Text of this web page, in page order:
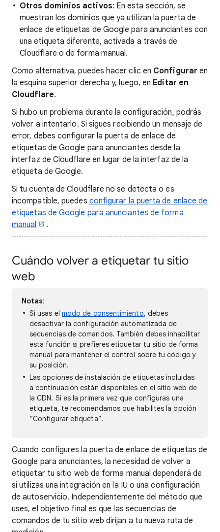
Otros dominios activos: En esta sección, se
muestran los dominios que ya utilizan la puerta de
enlace de etiquetas de Google para anunciantes con
una etiqueta diferente, activada a través de
Cloudflare o de forma manual.
Como alternativa, puedes hacer clic en Configurar en
la esquina superior derecha y, luego, en Editar en
Cloudflare.
Si hubo un problema durante la configuración, podrás
volver a intentarlo. Si sigues recibiendo un mensaje de
error, debes configurar la puerta de enlace de
etiquetas de Google para anunciantes desde la
interfaz de Cloudflare en lugar de la interfaz de la
etiqueta de Google.
Si tu cuenta de Cloudflare no se detecta o es
incompatible, puedes configurar la puerta de enlace de
etiquetas de Google para anunciantes de forma
manual
.
Cuándo volver a etiquetar tu sitio
web
Notas:
Si usas el modo de consentimiento, debes
desactivar la configuración automatizada de
secuencias de comandos. También debes inhabilitar
esta función si prefieres etiquetar tu sitio de forma
manual para mantener el control sobre tu código y
su posición.
Las opciones de instalación de etiquetas incluidas
a continuación están disponibles en el sitio web de
la CDN. Si es la primera vez que configuras una
etiqueta, te recomendamos que habilites la opción
“Configurar etiqueta”.
Cuando configures la puerta de enlace de etiquetas de
Google para anunciantes, la necesidad de volver a
etiquetar tu sitio web de forma manual dependerá de
si utilizas una integración en la IU o una configuración
de autoservicio. Independientemente del método que
uses, el objetivo final es que las secuencias de
comandos de tu sitio web dirijan a tu nueva ruta de